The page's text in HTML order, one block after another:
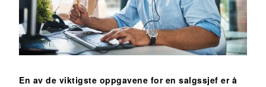
En av de viktigste oppgavene for en salgssjef er å